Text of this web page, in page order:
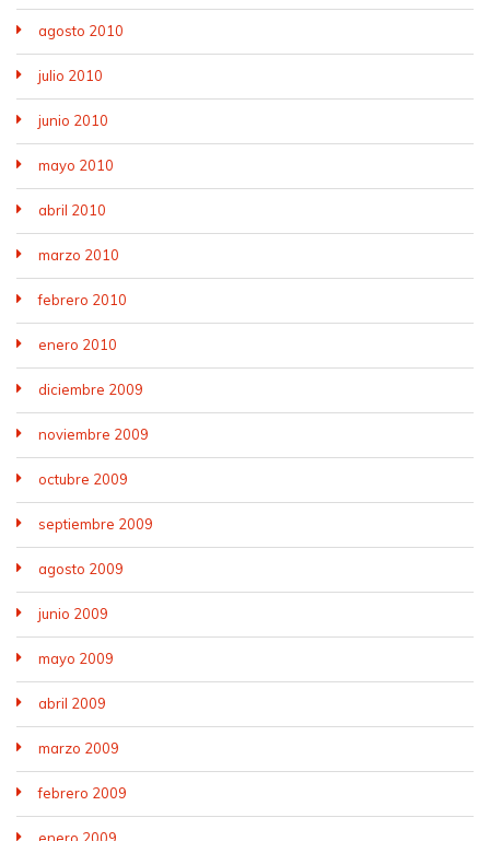
agosto 2010
julio 2010
junio 2010
mayo 2010
abril 2010
marzo 2010
febrero 2010
enero 2010
diciembre 2009
noviembre 2009
octubre 2009
septiembre 2009
agosto 2009
junio 2009
mayo 2009
abril 2009
marzo 2009
febrero 2009